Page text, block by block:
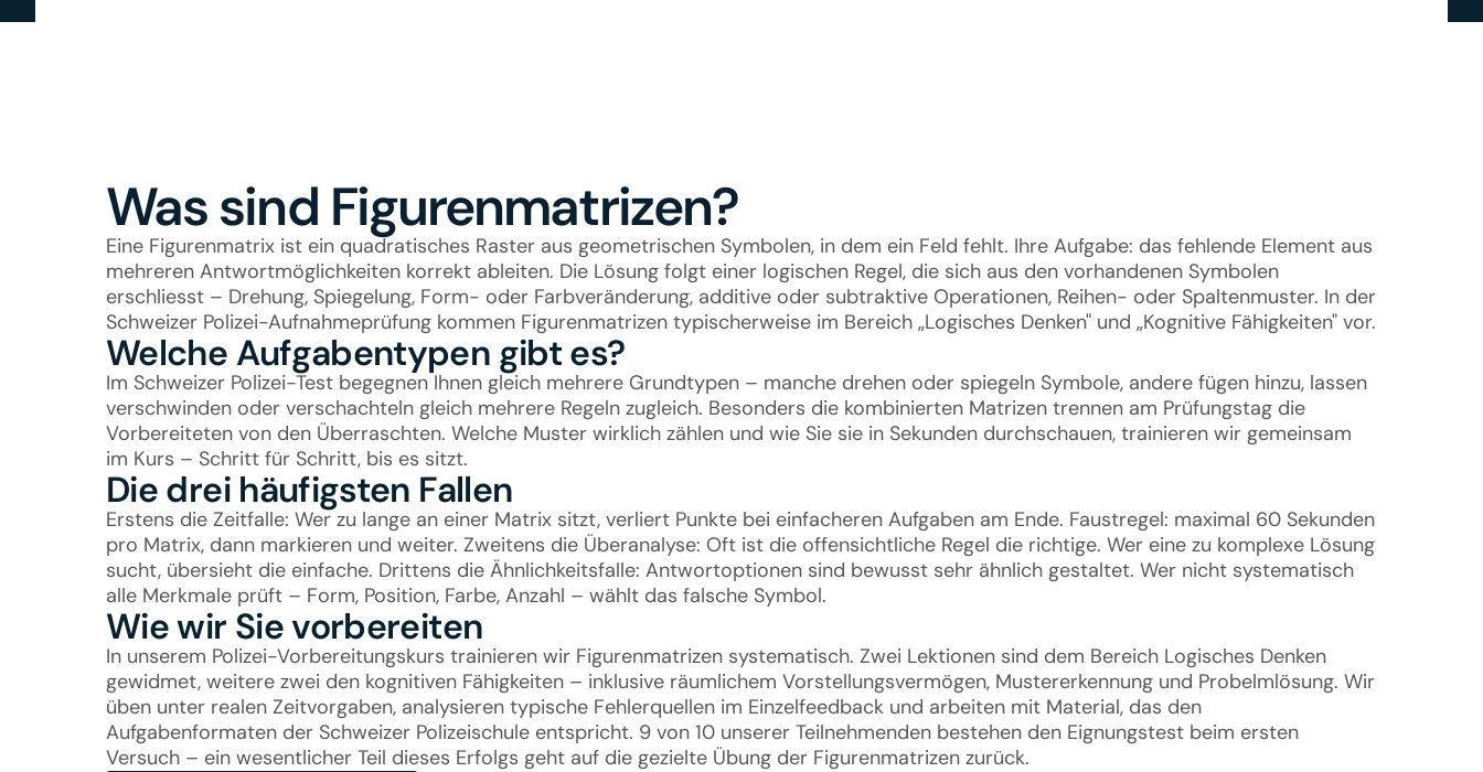
Was sind Figurenmatrizen?
Eine Figurenmatrix ist ein quadratisches Raster aus geometrischen Symbolen, in dem ein Feld fehlt. Ihre Aufgabe: das fehlende Element aus
mehreren Antwortmöglichkeiten korrekt ableiten. Die Lösung folgt einer logischen Regel, die sich aus den vorhandenen Symbolen
erschliesst – Drehung, Spiegelung, Form- oder Farbveränderung, additive oder subtraktive Operationen, Reihen- oder Spaltenmuster. In der
Schweizer Polizei-Aufnahmeprüfung kommen Figurenmatrizen typischerweise im Bereich „Logisches Denken" und „Kognitive Fähigkeiten" vor.
Welche Aufgabentypen gibt es?
Im Schweizer Polizei-Test begegnen Ihnen gleich mehrere Grundtypen – manche drehen oder spiegeln Symbole, andere fügen hinzu, lassen
verschwinden oder verschachteln gleich mehrere Regeln zugleich. Besonders die kombinierten Matrizen trennen am Prüfungstag die
Vorbereiteten von den Überraschten. Welche Muster wirklich zählen und wie Sie sie in Sekunden durchschauen, trainieren wir gemeinsam
im Kurs – Schritt für Schritt, bis es sitzt.
Die drei häufigsten Fallen
Erstens die Zeitfalle: Wer zu lange an einer Matrix sitzt, verliert Punkte bei einfacheren Aufgaben am Ende. Faustregel: maximal 60 Sekunden
pro Matrix, dann markieren und weiter. Zweitens die Überanalyse: Oft ist die offensichtliche Regel die richtige. Wer eine zu komplexe Lösung
sucht, übersieht die einfache. Drittens die Ähnlichkeitsfalle: Antwortoptionen sind bewusst sehr ähnlich gestaltet. Wer nicht systematisch
alle Merkmale prüft – Form, Position, Farbe, Anzahl – wählt das falsche Symbol.
Wie wir Sie vorbereiten
In unserem Polizei-Vorbereitungskurs trainieren wir Figurenmatrizen systematisch. Zwei Lektionen sind dem Bereich Logisches Denken
gewidmet, weitere zwei den kognitiven Fähigkeiten – inklusive räumlichem Vorstellungsvermögen, Mustererkennung und Probelmlösung. Wir
üben unter realen Zeitvorgaben, analysieren typische Fehlerquellen im Einzelfeedback und arbeiten mit Material, das den
Aufgabenformaten der Schweizer Polizeischule entspricht. 9 von 10 unserer Teilnehmenden bestehen den Eignungstest beim ersten
Versuch – ein wesentlicher Teil dieses Erfolgs geht auf die gezielte Übung der Figurenmatrizen zurück.